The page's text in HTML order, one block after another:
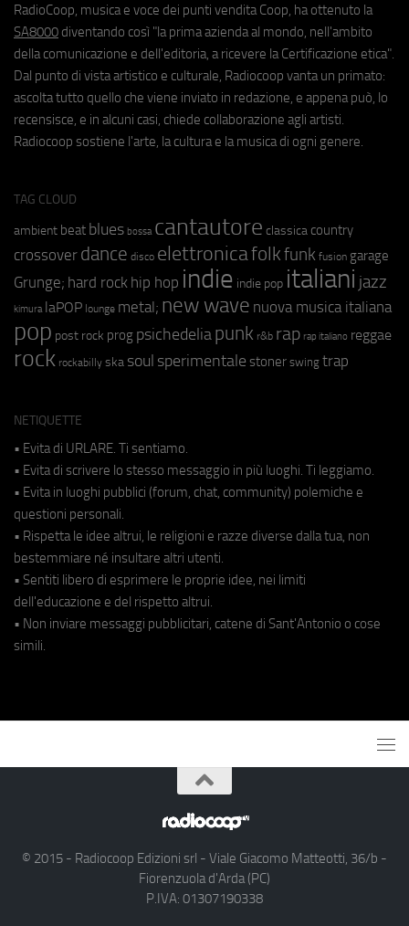
RadioCoop, musica e voce dei punti vendita Coop, ha ottenuto la
SA8000 diventando così "la prima azienda al mondo, nell'ambito
della comunicazione e dell'editoria, a ricevere la Certificazione etica".
Dal punto di vista artistico e culturale, Radiocoop vanta un primato:
ascolta tutto quello che viene inviato in redazione, e appena può, lo
recensisce, e in alcuni casi, chiede collaborazione agli artisti.
Radiocoop sostiene l'arte, la cultura e la musica di ogni genere.
TAG CLOUD
ambient beat blues bossa cantautore classica country
crossover dance disco elettronicafolkfunk fusion garage
Grunge; hard rock hip hop indie indie pop italiani jazz
kimura laPOP lounge metal; new wave nuova musica italiana
pop post rock prog psichedeliapunk r&b rap rap italiano reggae
rock rockabilly ska soul sperimentale stoner swing trap
NETIQUETTE
• Evita di URLARE. Ti sentiamo.
• Evita di scrivere lo stesso messaggio in più luoghi. Ti leggiamo.
• Evita in luoghi pubblici (forum, chat, community) polemiche e
questioni personali.
• Rispetta le idee altrui, le religioni e razze diverse dalla tua, non
bestemmiare né insultare altri utenti.
• Sentiti libero di esprimere le proprie idee, nei limiti
dell'educazione e del rispetto altrui.
• Non inviare messaggi pubblicitari, catene di Sant'Antonio o cose
simili.
© 2015 - Radiocoop Edizioni srl - Viale Giacomo Matteotti, 36/b -
Fiorenzuola d'Arda (PC)
P.IVA: 01307190338